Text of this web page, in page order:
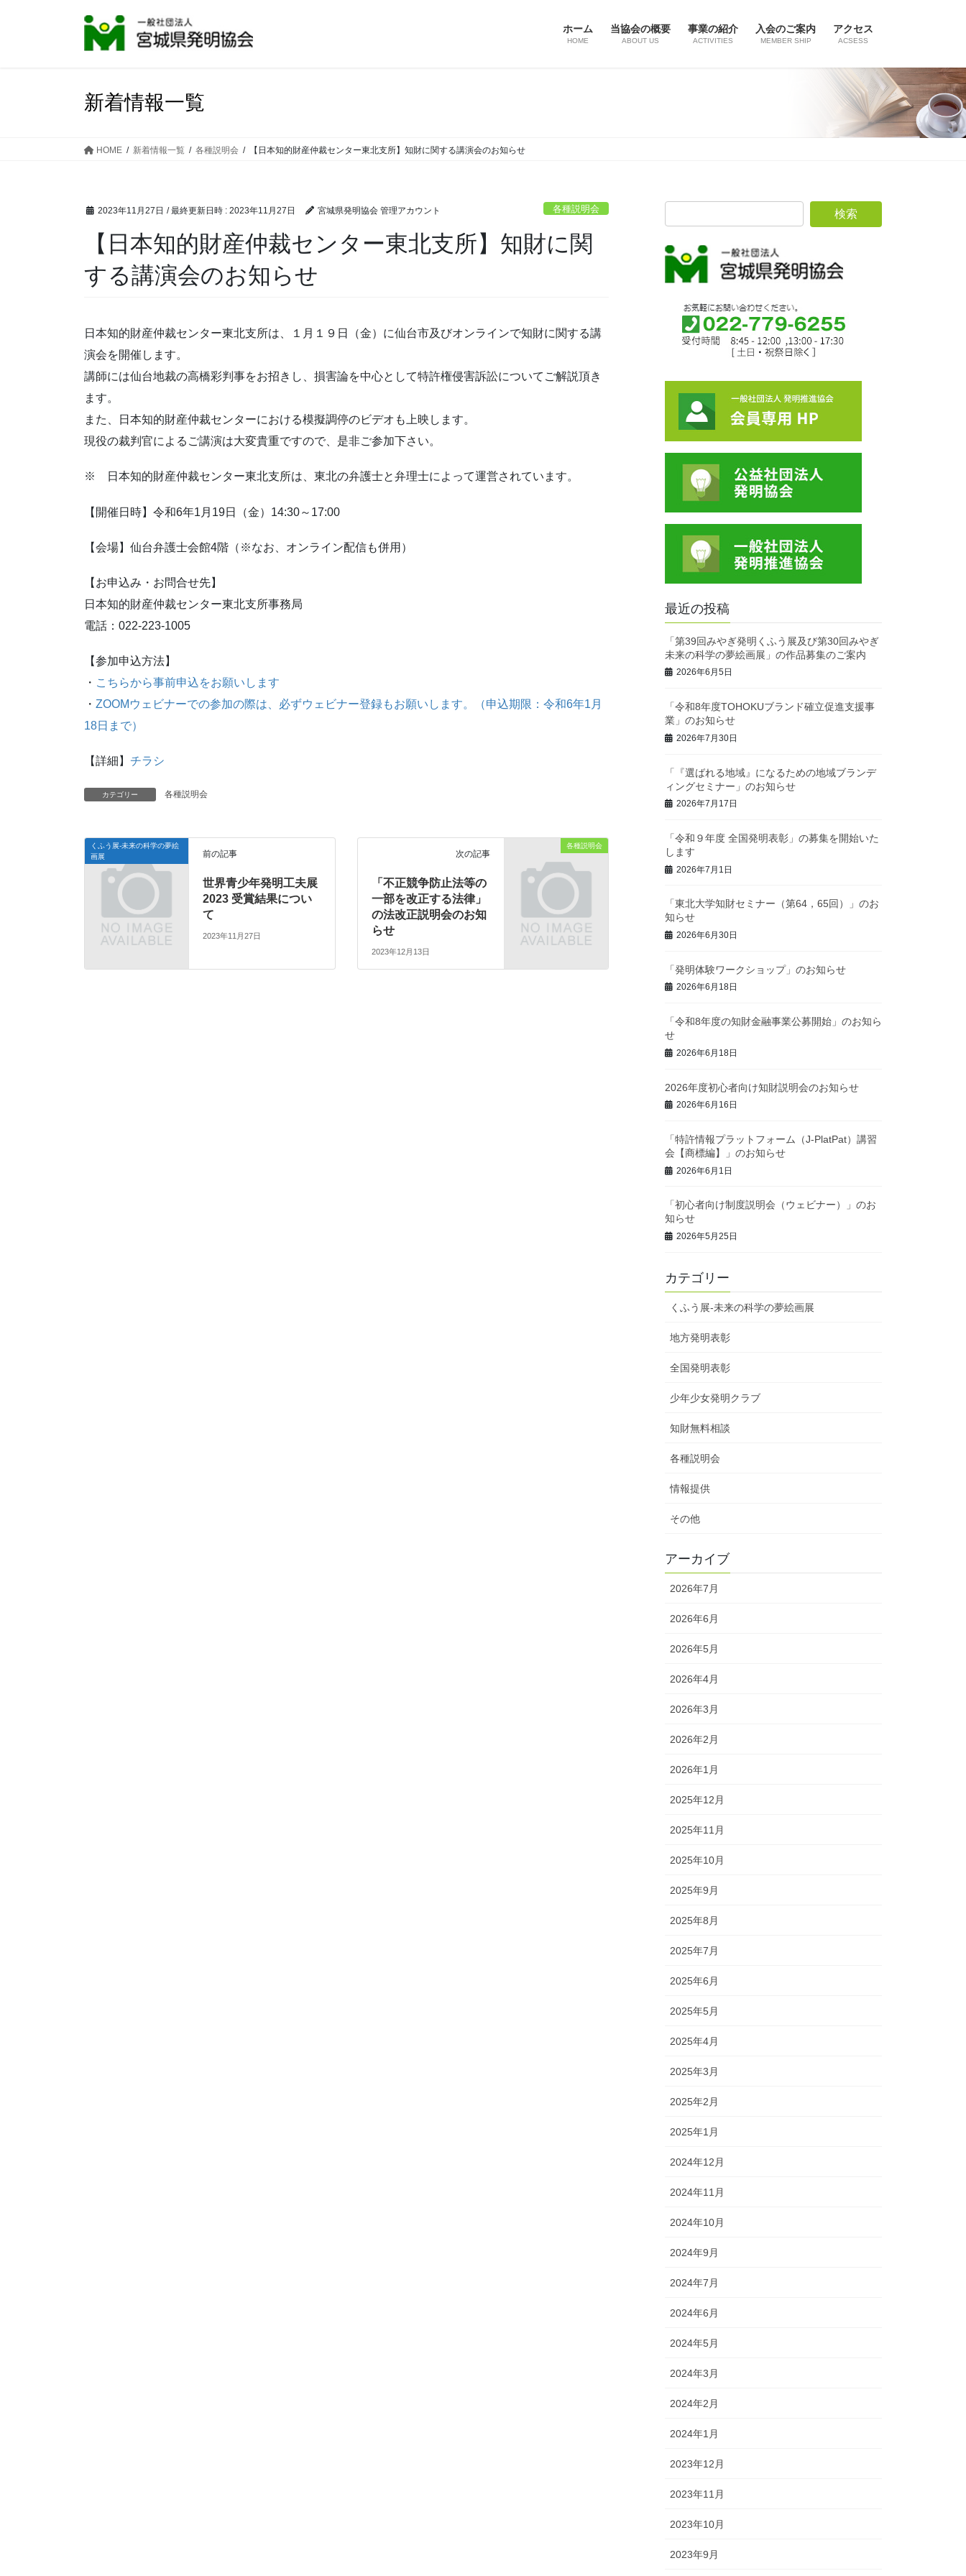
ホーム
HOME
当協会の概要
ABOUT US
事業の紹介
ACTIVITIES
入会のご案内
MEMBER SHIP
アクセス
ACSESS
新着情報一覧
HOME 新着情報一覧 各種説明会 【日本知的財産仲裁センター東北支所】知財に関する講演会のお知らせ
2023年11月27日 / 最終更新日時 : 2023年11月27日 宮城県発明協会 管理アカウント 各種説明会
【日本知的財産仲裁センター東北支所】知財に関
する講演会のお知らせ
日本知的財産仲裁センター東北支所は、１月１９日（金）に仙台市及びオンラインで知財に関する講
演会を開催します。
講師には仙台地裁の高橋彩判事をお招きし、損害論を中心として特許権侵害訴訟についてご解説頂き
ます。
また、日本知的財産仲裁センターにおける模擬調停のビデオも上映します。
現役の裁判官によるご講演は大変貴重ですので、是非ご参加下さい。
※ 日本知的財産仲裁センター東北支所は、東北の弁護士と弁理士によって運営されています。
【開催日時】令和6年1月19日（金）14:30～17:00
【会場】仙台弁護士会館4階（※なお、オンライン配信も併用）
【お申込み・お問合せ先】
日本知的財産仲裁センター東北支所事務局
電話：022-223-1005
【参加申込方法】
・ こちらから事前申込をお願いします
・ ZOOMウェビナーでの参加の際は、必ずウェビナー登録もお願いします。（申込期限：令和6年1月
18日まで）
【詳細】 チラシ
カテゴリー 各種説明会
くふう展-未来の科学の夢絵
画展
前の記事
世界青少年発明工夫展
2023 受賞結果につい
て
2023年11月27日
各種説明会
次の記事
「不正競争防止法等の
一部を改正する法律」
の法改正説明会のお知
らせ
2023年12月13日
最近の投稿
「第39回みやぎ発明くふう展及び第30回みやぎ
未来の科学の夢絵画展」の作品募集のご案内
2026年6月5日
「令和8年度TOHOKUブランド確立促進支援事
業」のお知らせ
2026年7月30日
「『選ばれる地域』になるための地域ブランデ
ィングセミナー」のお知らせ
2026年7月17日
「令和９年度 全国発明表彰」の募集を開始いた
します
2026年7月1日
「東北大学知財セミナー（第64，65回）」のお
知らせ
2026年6月30日
「発明体験ワークショップ」のお知らせ
2026年6月18日
「令和8年度の知財金融事業公募開始」のお知ら
せ
2026年6月18日
2026年度初心者向け知財説明会のお知らせ
2026年6月16日
「特許情報プラットフォーム（J-PlatPat）講習
会【商標編】」のお知らせ
2026年6月1日
「初心者向け制度説明会（ウェビナー）」のお
知らせ
2026年5月25日
カテゴリー
くふう展-未来の科学の夢絵画展
地方発明表彰
全国発明表彰
少年少女発明クラブ
知財無料相談
各種説明会
情報提供
その他
アーカイブ
2026年7月
2026年6月
2026年5月
2026年4月
2026年3月
2026年2月
2026年1月
2025年12月
2025年11月
2025年10月
2025年9月
2025年8月
2025年7月
2025年6月
2025年5月
2025年4月
2025年3月
2025年2月
2025年1月
2024年12月
2024年11月
2024年10月
2024年9月
2024年7月
2024年6月
2024年5月
2024年3月
2024年2月
2024年1月
2023年12月
2023年11月
2023年10月
2023年9月